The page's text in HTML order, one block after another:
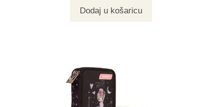
Dodaj u košaricu